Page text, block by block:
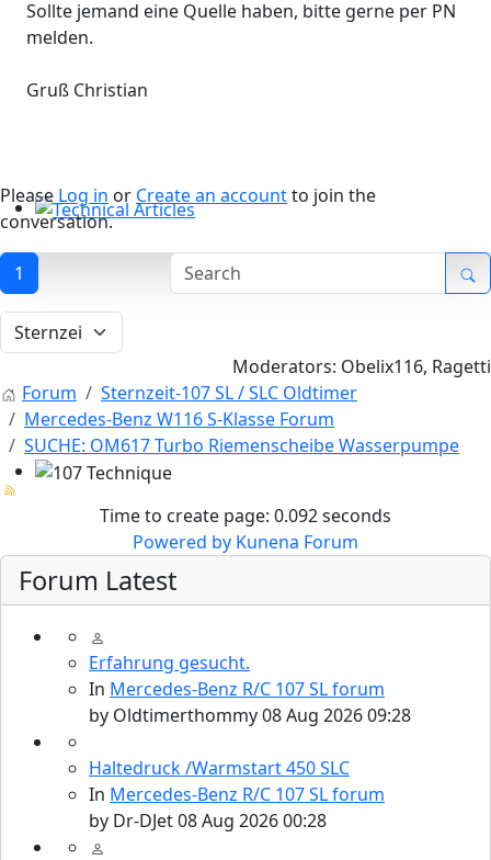
Technical Articles
Find SL and SLC in any color
Sollte jemand eine Quelle haben, bitte gerne per PN
melden.
Gruß Christian
Please Log in or Create an accountto join the
conversation.
1
Moderators: Obelix116, Ragetti
Forum
Sternzeit-107 SL / SLC Oldtimer
Mercedes-Benz W116 S-Klasse Forum
SUCHE: OM617 Turbo Riemenscheibe Wasserpumpe
Time to create page: 0.092 seconds
Powered by Kunena Forum
Forum Latest
Erfahrung gesucht.
In Mercedes-Benz R/C 107 SL forum
by Oldtimerthommy08 Aug 2026 09:28
Haltedruck /Warmstart 450 SLC
In Mercedes-Benz R/C 107 SL forum
by Dr-DJet08 Aug 2026 00:28